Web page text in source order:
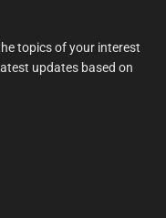
topics of your interest
updates based on